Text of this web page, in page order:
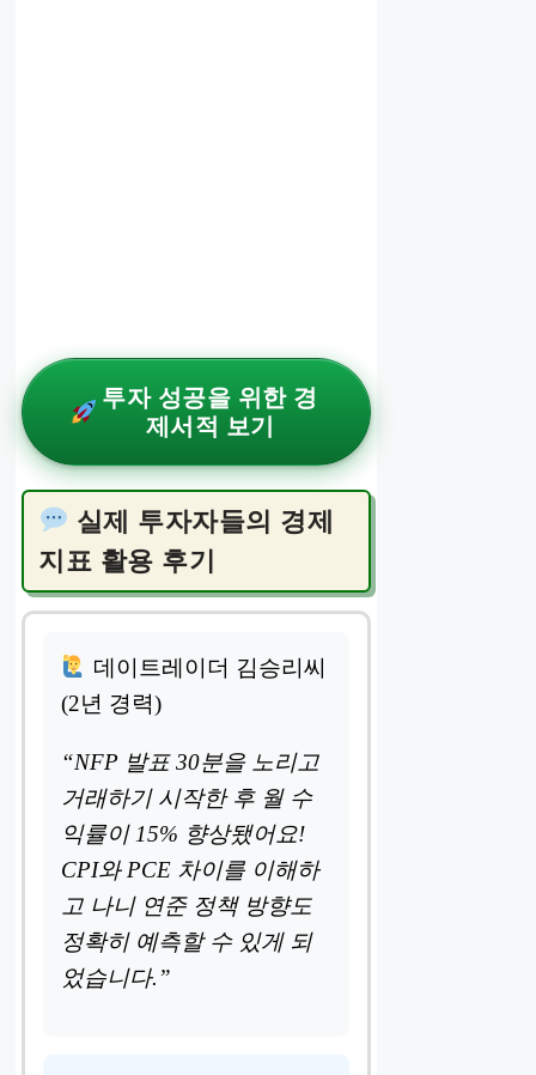
투자 성공을 위한 경
제서적 보기
실제 투자자들의 경제
지표 활용 후기
데이트레이더 김승리씨
(2년 경력)
“NFP 발표 30분을 노리고
거래하기 시작한 후 월 수
익률이 15% 향상됐어요!
CPI와 PCE 차이를 이해하
고 나니 연준 정책 방향도
정확히 예측할 수 있게 되
었습니다.”